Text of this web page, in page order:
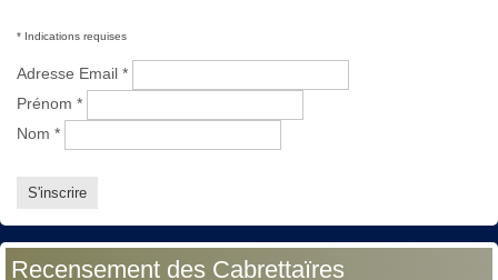
* Indications requises
Adresse Email *
Prénom *
Nom *
Recensement des Cabrettaïres